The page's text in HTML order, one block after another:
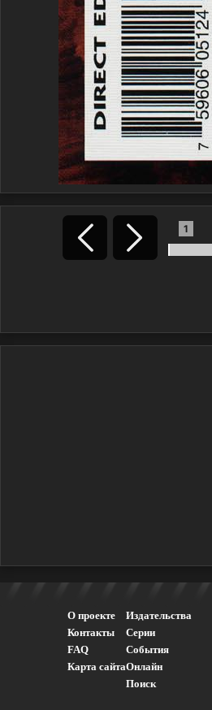
1
О проекте
Контакты
FAQ
Карта сайта
Издательства
Серии
События
Онлайн
Поиск